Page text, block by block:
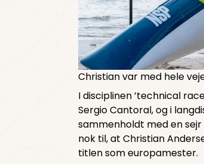
Christian var med hele
I disciplinen ’technical
Sergio Cantoral, og i
sammenholdt med en
nok til, at Christian
titlen som europamester.